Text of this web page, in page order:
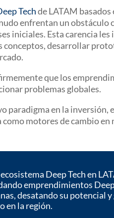
Techde LATAM basados
enfrentan un obstáculo
iniciales. Esta carencia
conceptos, desarrollar
que los
problemas globales.
paradigma en la inversión,
motores de cambio en
Deep Tech en
emprendimientos Deep
desatando su potencial
en la región.